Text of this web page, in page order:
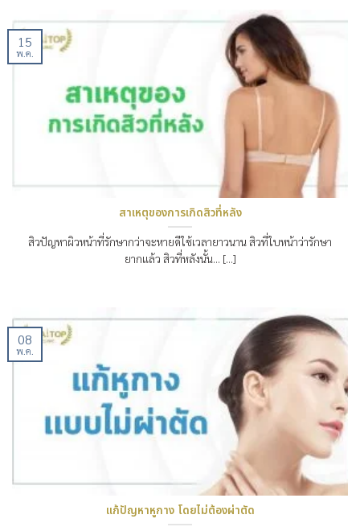
สาเหตุของการเกิดสิวที่หลัง
สิวปัญหาผิวหน้าที่รักษากว่าจะหายดีใช้เวลายาวนาน สิวที่ใบหน้าว่ารักษา
ยากแล้ว สิวที่หลังนั้น… [...]
15
พ.ค.
แก้ปัญหาหูกาง โดยไม่ต้องผ่าตัด
08
พ.ค.